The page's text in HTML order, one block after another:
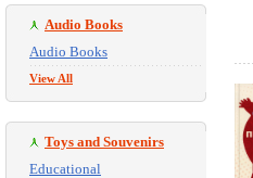
Audio Books
Audio Books
View All
Toys and Souvenirs
Educational